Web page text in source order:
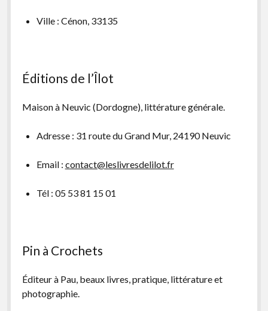
Ville : Cénon, 33135
Éditions de l’Îlot
Maison à Neuvic (Dordogne), littérature générale.
Adresse : 31 route du Grand Mur, 24190 Neuvic
Email : contact@leslivresdelilot.fr
Tél : 05 53 81 15 01
Pin à Crochets
Éditeur à Pau, beaux livres, pratique, littérature et
photographie.